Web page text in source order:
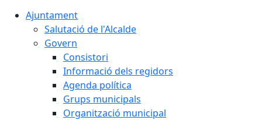
Ajuntament
Salutació de l'Alcalde
Govern
Consistori
Informació dels regidors
Agenda política
Grups municipals
Organització municipal